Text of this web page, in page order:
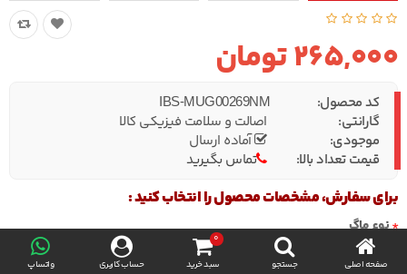
صفحه اصلی جستجو
0
سبد خرید
حساب کاربری واتساپ
265,000 تومان
کد محصول: IBS-MUG00269NM
گارانتی:
اصالت و سلامت فیزیکی کالا
موجودی:
آماده ارسال
قیمت تعداد بالا:
تماس بگیرید
برای سفارش، مشخصات محصول را انتخاب کنید :
نوع ماگ